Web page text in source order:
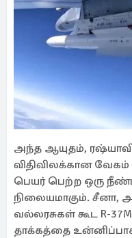
அந்த ஆயுதம்,
விதிவிலக்கான
பெயர் பெற்ற ஒரு
நிலையமாகும். சீனா,
வல்லரசுகள் கூட R-
தாக்கத்தை